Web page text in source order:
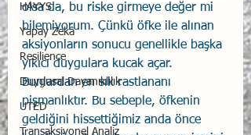
HAYYS
Yapay Zekâ
Resilience
Duygusal Dayanıklılık
UTED
Transaksiyonel Analiz
olsa da, bu riske girmeye değer mi
bilemiyorum. Çünkü öfke ile alınan
aksiyonların sonucu genellikle başka
yıkıcı duygulara kucak açar.
Bunlardan en sık rastlananı
pişmanlıktır. Bu sebeple, öfkenin
geldiğini hissettiğimiz anda önce